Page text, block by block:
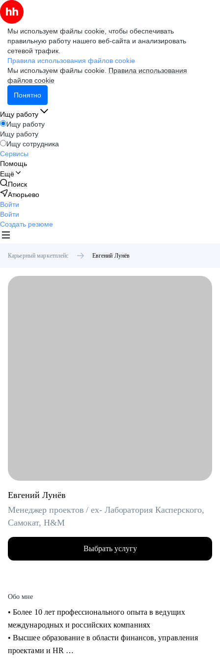
Мы используем файлы cookie, чтобы обеспечивать
правильную работу нашего веб-сайта и анализировать
сетевой трафик.
Правила использования файлов cookie
Мы используем файлы cookie. Правила использования
файлов cookie
Понятно
Ищу работу
Ищу работу
Ищу работу
Ищу сотрудника
Сервисы
Помощь
Ещё
Поиск
Атюрьево
Войти
Войти
Создать резюме
Карьерный маркетплейс Евгений Лунёв
Евгений Лунёв
Менеджер проектов / ex- Лаборатория Касперского,
Самокат, H&M
Выбрать услугу
Обо мне
• Более 10 лет профессионального опыта в ведущих
международных и российских компаниях
• Высшее образование в области финансов, управления
проектами и HR